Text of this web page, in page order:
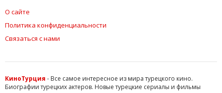
О сайте
Политика конфиденциальности
Связаться с нами
КиноТурция - Все самое интересное из мира турецкого кино.
Биографии турецких актеров. Новые турецкие сериалы и фильмы